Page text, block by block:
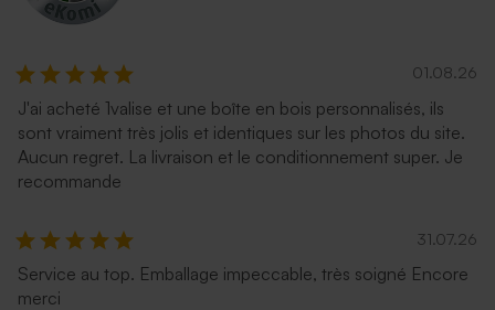
01.08.26
J'ai acheté 1valise et une boîte en bois personnalisés, ils
sont vraiment très jolis et identiques sur les photos du site.
Aucun regret. La livraison et le conditionnement super. Je
recommande
31.07.26
Service au top. Emballage impeccable, très soigné Encore
merci